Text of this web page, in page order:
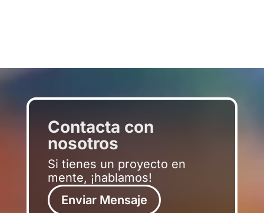
Contacta con
nosotros
Si tienes un proyecto en
mente, ¡hablamos!
Enviar Mensaje